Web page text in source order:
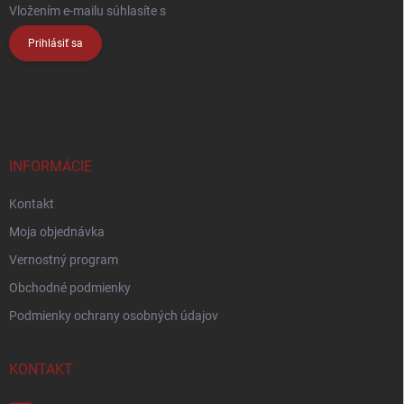
Vložením e-mailu súhlasíte s
Prihlásiť sa
INFORMÁCIE
Kontakt
Moja objednávka
Vernostný program
Obchodné podmienky
Podmienky ochrany osobných údajov
KONTAKT